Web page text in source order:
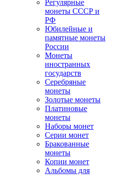
Регулярные
монеты СССР и
РФ
Юбилейные и
памятные монеты
России
Монеты
иностранных
государств
Серебряные
монеты
Золотые монеты
Платиновые
монеты
Наборы монет
Серии монет
Бракованные
монеты
Копии монет
Альбомы для